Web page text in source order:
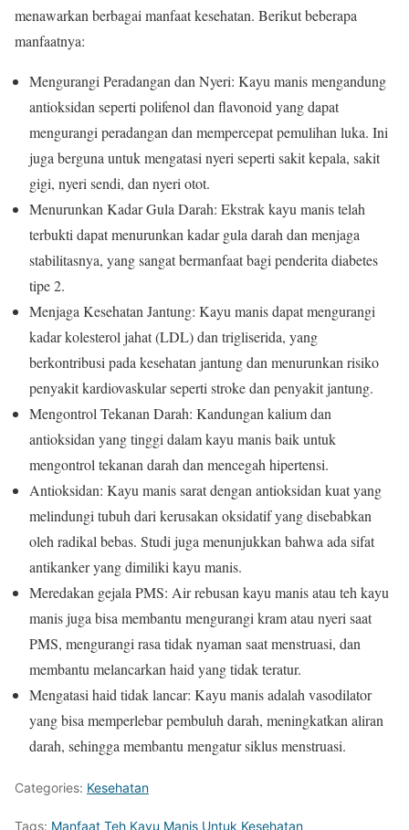
menawarkan berbagai manfaat kesehatan. Berikut beberapa
manfaatnya:
Mengurangi Peradangan dan Nyeri: Kayu manis mengandung
antioksidan seperti polifenol dan flavonoid yang dapat
mengurangi peradangan dan mempercepat pemulihan luka. Ini
juga berguna untuk mengatasi nyeri seperti sakit kepala, sakit
gigi, nyeri sendi, dan nyeri otot.
Menurunkan Kadar Gula Darah: Ekstrak kayu manis telah
terbukti dapat menurunkan kadar gula darah dan menjaga
stabilitasnya, yang sangat bermanfaat bagi penderita diabetes
tipe 2.
Menjaga Kesehatan Jantung: Kayu manis dapat mengurangi
kadar kolesterol jahat (LDL) dan trigliserida, yang
berkontribusi pada kesehatan jantung dan menurunkan risiko
penyakit kardiovaskular seperti stroke dan penyakit jantung.
Mengontrol Tekanan Darah: Kandungan kalium dan
antioksidan yang tinggi dalam kayu manis baik untuk
mengontrol tekanan darah dan mencegah hipertensi.
Antioksidan: Kayu manis sarat dengan antioksidan kuat yang
melindungi tubuh dari kerusakan oksidatif yang disebabkan
oleh radikal bebas. Studi juga menunjukkan bahwa ada sifat
antikanker yang dimiliki kayu manis.
Meredakan gejala PMS: Air rebusan kayu manis atau teh kayu
manis juga bisa membantu mengurangi kram atau nyeri saat
PMS, mengurangi rasa tidak nyaman saat menstruasi, dan
membantu melancarkan haid yang tidak teratur.
Mengatasi haid tidak lancar: Kayu manis adalah vasodilator
yang bisa memperlebar pembuluh darah, meningkatkan aliran
darah, sehingga membantu mengatur siklus menstruasi.
Categories: Kesehatan
Tags: Manfaat Teh Kayu Manis Untuk Kesehatan